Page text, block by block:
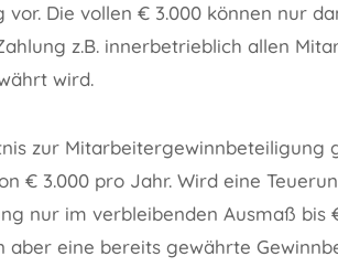
Die vollen € 3.000 können nur
z.B. innerbetrieblich allen
wird.
zur Mitarbeitergewinnbeteiligung
€ 3.000 pro Jahr. Wird eine
nur im verbleibenden Ausmaß
aber eine bereits gewährte